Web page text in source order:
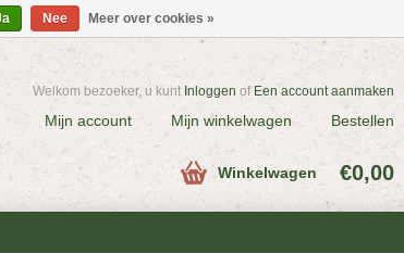
Welkom bezoeker, u kunt Inloggen of Een account aanmaken
Mijn account Mijn winkelwagen Bestellen
Winkelwagen €0,00
Nee Meer over cookies »